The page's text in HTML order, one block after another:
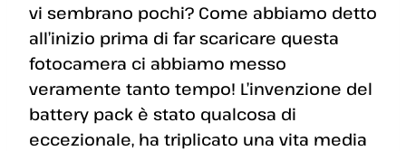
vi sembrano pochi? Come abbiamo detto
all’inizio prima di far scaricare questa
fotocamera ci abbiamo messo
veramente tanto tempo! L’invenzione del
battery pack è stato qualcosa di
eccezionale, ha triplicato una vita media